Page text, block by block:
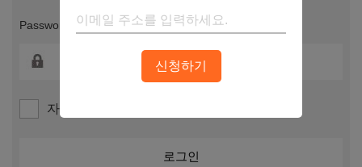
Password
자동 로그인
신청하기